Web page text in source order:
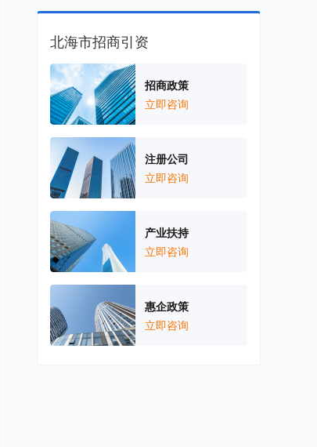
北海市招商引资
招商政策
立即咨询
注册公司
立即咨询
产业扶持
立即咨询
惠企政策
立即咨询